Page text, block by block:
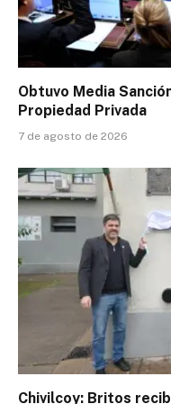
Obtuvo Media
Propiedad Privada
7 de agosto de 2026
Chivilcoy: Britos